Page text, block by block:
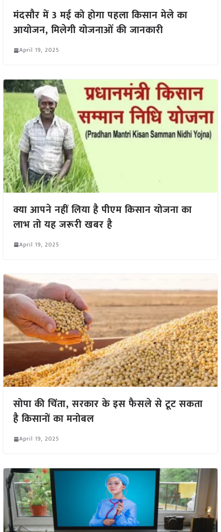
मंदसौर में 3 मई को होगा पहला किसान मेले का
आयोजन, मिलेगी योजनाओं की जानकारी
April 19, 2025
क्या आपने नहीं लिया है पीएम किसान योजना का
लाभ तो यह जरूरी खबर है
April 19, 2025
सोपा की चिंता, सरकार के इस फैसले से टूट सकता
है किसानों का मनोबल
April 19, 2025